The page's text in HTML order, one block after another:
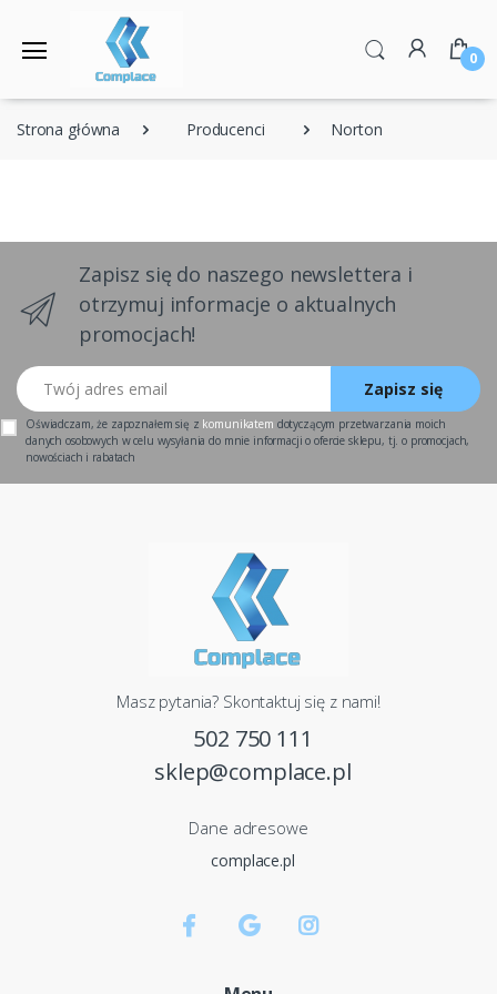
0
Strona główna Producenci Norton
Zapisz się do naszego newslettera i
otrzymuj informacje o aktualnych
promocjach!
Twój adres email
Zapisz się
Oświadczam, że zapoznałem się z komunikatem dotyczącym przetwarzania moich
danych osobowych w celu wysyłania do mnie informacji o ofercie sklepu, tj. o promocjach,
nowościach i rabatach
Masz pytania? Skontaktuj się z nami!
502 750 111
sklep@complace.pl
Dane adresowe
complace.pl